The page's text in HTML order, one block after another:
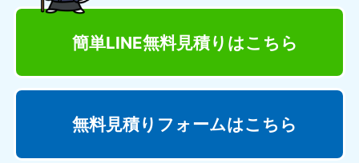
簡単LINE無料見積り はこちら
無料見積りフォームはこちら